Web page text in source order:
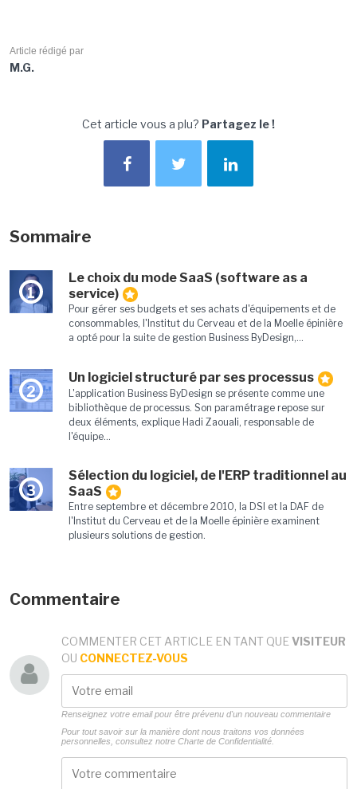
Article rédigé par
M.G.
Cet article vous a plu? Partagez le !
Sommaire
1
Le choix du mode SaaS (software as a
service)
Pour gérer ses budgets et ses achats d'équipements et de
consommables, l'Institut du Cerveau et de la Moelle épinière
a opté pour la suite de gestion Business ByDesign,...
2
Un logiciel structuré par ses processus
L'application Business ByDesign se présente comme une
bibliothèque de processus. Son paramétrage repose sur
deux éléments, explique Hadi Zaouali, responsable de
l'équipe...
3
Sélection du logiciel, de l'ERP traditionnel au
SaaS
Entre septembre et décembre 2010, la DSI et la DAF de
l'Institut du Cerveau et de la Moelle épinière examinent
plusieurs solutions de gestion.
Commentaire
COMMENTER CET ARTICLE EN TANT QUE VISITEUR
OU CONNECTEZ-VOUS
Renseignez votre email pour être prévenu d'un nouveau commentaire
Pour tout savoir sur la manière dont nous traitons vos données
personnelles, consultez notre Charte de Confidentialité.